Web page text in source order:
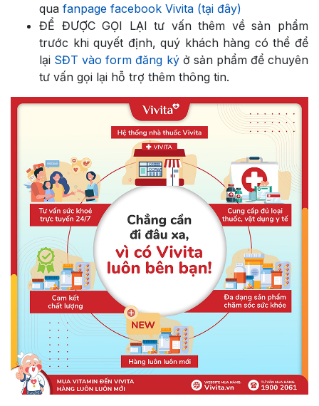
qua fanpage facebook Vivita (tại đây)
ĐỂ ĐƯỢC GỌI LẠI tư vấn thêm về sản phẩm
trước khi quyết định, quý khách hàng có thể để
lại SĐT vào form đăng kýở sản phẩm để chuyên
tư vấn gọi lại hỗ trợ thêm thông tin.